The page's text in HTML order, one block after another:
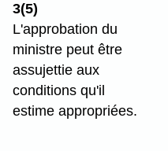
3(5)
L'approbation du
ministre peut être
assujettie aux
conditions qu'il
estime appropriées.